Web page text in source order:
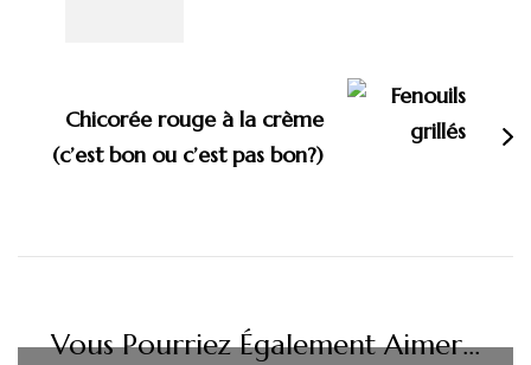
Chicorée rouge à la crème
(c’est bon ou c’est pas bon?)
Vous Pourriez Également Aimer...